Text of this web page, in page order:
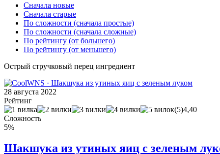
Сначала новые
Сначала старые
По сложности (сначала простые)
По сложности (сначала сложные)
По рейтингу (от большего)
По рейтингу (от меньшего)
Острый стручковый перец ингредиент
28 августа 2022
Рейтинг
(5)4,40
Сложность
5%
Шакшука из утиных яиц с зеленым